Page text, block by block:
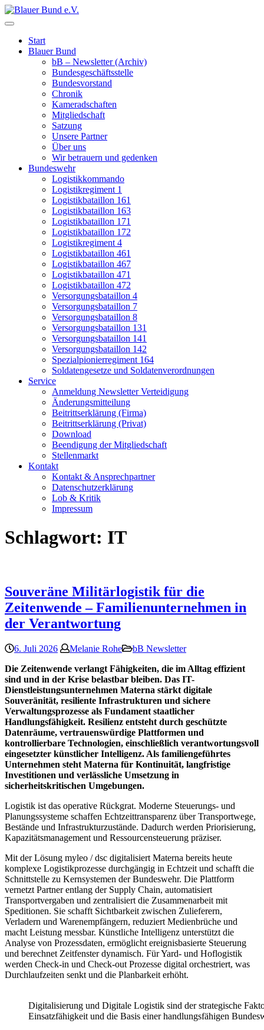
Start
Blauer Bund
bB – Newsletter (Archiv)
Bundesgeschäftsstelle
Bundesvorstand
Chronik
Kameradschaften
Mitgliedschaft
Satzung
Unsere Partner
Über uns
Wir betrauern und gedenken
Bundeswehr
Logistikkommando
Logistikregiment 1
Logistikbataillon 161
Logistikbataillon 163
Logistikbataillon 171
Logistikbataillon 172
Logistikregiment 4
Logistikbataillon 461
Logistikbataillon 467
Logistikbataillon 471
Logistikbataillon 472
Versorgungsbataillon 4
Versorgungsbataillon 7
Versorgungsbataillon 8
Versorgungsbataillon 131
Versorgungsbataillon 141
Versorgungsbataillon 142
Spezialpionierregiment 164
Soldatengesetze und Soldatenverordnungen
Service
Anmeldung Newsletter Verteidigung
Änderungsmitteilung
Beitrittserklärung (Firma)
Beitrittserklärung (Privat)
Download
Beendigung der Mitgliedschaft
Stellenmarkt
Kontakt
Kontakt & Ansprechpartner
Datenschutzerklärung
Lob & Kritik
Impressum
Schlagwort: IT
Souveräne Militärlogistik für die
Zeitenwende – Familienunternehmen in
der Verantwortung
6. Juli 2026 Melanie Rohe
bB Newsletter
Die Zeitenwende verlangt Fähigkeiten, die im Alltag effizient
sind und in der Krise belastbar bleiben. Das IT-
Dienstleistungsunternehmen Materna stärkt digitale
Souveränität, resiliente Infrastrukturen und sichere
Verwaltungsprozesse als Fundament staatlicher
Handlungsfähigkeit. Resilienz entsteht durch geschützte
Datenräume, vertrauenswürdige Plattformen und
kontrollierbare Technologien, einschließlich verantwortungsvoll
eingesetzter künstlicher Intelligenz. Als familiengeführtes
Unternehmen steht Materna für Kontinuität, langfristige
Investitionen und verlässliche Umsetzung in
sicherheitskritischen Umgebungen.
Logistik ist das operative Rückgrat. Moderne Steuerungs- und
Planungssysteme schaffen Echtzeittransparenz über Transportwege,
Bestände und Infrastrukturzustände. Dadurch werden Priorisierung,
Kapazitätsmanagement und Ressourcensteuerung präziser.
Mit der Lösung myleo / dsc digitalisiert Materna bereits heute
komplexe Logistikprozesse durchgängig in Echtzeit und schafft die
Schnittstelle zu Kernsystemen der Bundeswehr. Die Plattform
vernetzt Partner entlang der Supply Chain, automatisiert
Transportvergaben und zentralisiert die Zusammenarbeit mit
Speditionen. Sie schafft Sichtbarkeit zwischen Zulieferern,
Verladern und Warenempfängern, reduziert Medienbrüche und
macht Leistung messbar. Künstliche Intelligenz unterstützt die
Analyse von Prozessdaten, ermöglicht ereignisbasierte Steuerung
und berechnet Zeitfenster dynamisch. Für Yard- und Hoflogistik
werden Check-in und Check-out Prozesse digital orchestriert, was
Durchlaufzeiten senkt und die Planbarkeit erhöht.
Digitalisierung und Digitale Logistik sind der strategische
Einsatzfähigkeit und die Basis einer handlungsfähigen